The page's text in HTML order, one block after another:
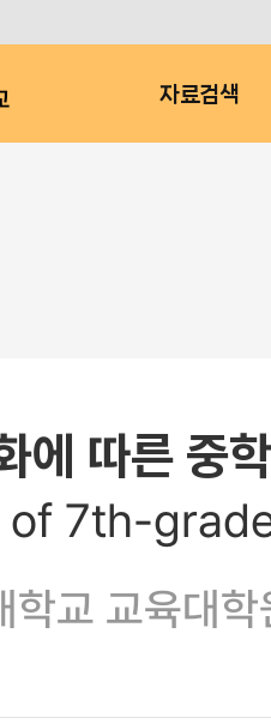
자료검색
에 따른 중
of 7th-
학교 교육대